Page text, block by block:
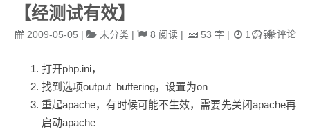
【经测试有效】
2009-05-05 | 未分类 | 8 阅读| 53 字 | 1 分钟条评论
打开php.ini，
找到选项output_buffering，设置为on
重起apache，有时候可能不生效，需要先关闭apache再
启动apache